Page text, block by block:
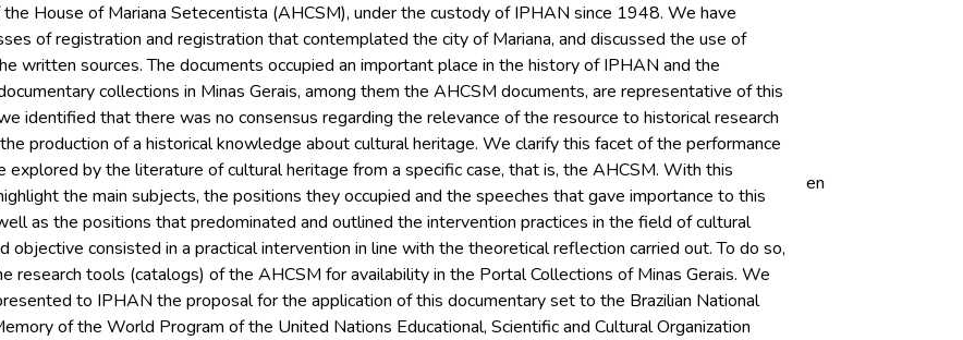
House of Mariana Setecentista (AHCSM), under the custody of IPHAN since 1948. We have
of registration and registration that contemplated the city of Mariana, and discussed the use of
written sources. The documents occupied an important place in the history of IPHAN and the
collections in Minas Gerais, among them the AHCSM documents, are representative of this
identified that there was no consensus regarding the relevance of the resource to historical research
production of a historical knowledge about cultural heritage. We clarify this facet of the performance
explored by the literature of cultural heritage from a specific case, that is, the AHCSM. With this
the main subjects, the positions they occupied and the speeches that gave importance to this
as the positions that predominated and outlined the intervention practices in the field of cultural
objective consisted in a practical intervention in line with the theoretical reflection carried out. To do so,
research tools (catalogs) of the AHCSM for availability in the Portal Collections of Minas Gerais. We
to IPHAN the proposal for the application of this documentary set to the Brazilian National
of the World Program of the United Nations Educational, Scientific and Cultural Organization
en